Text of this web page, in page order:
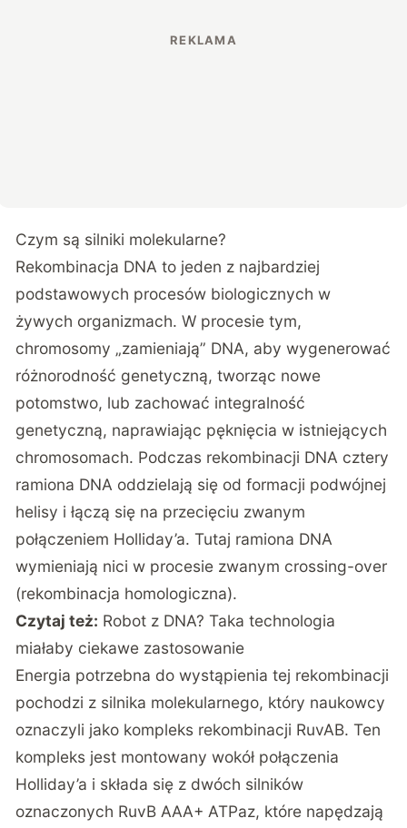
Czym są silniki molekularne?
Rekombinacja DNA to jeden z najbardziej
podstawowych procesów biologicznych w
żywych organizmach. W procesie tym,
chromosomy „zamieniają” DNA, aby wygenerować
różnorodność genetyczną, tworząc nowe
potomstwo, lub zachować integralność
genetyczną, naprawiając pęknięcia w istniejących
chromosomach. Podczas rekombinacji DNA cztery
ramiona DNA oddzielają się od formacji podwójnej
helisy i łączą się na przecięciu zwanym
połączeniem Holliday’a. Tutaj ramiona DNA
wymieniają nici w procesie zwanym crossing-over
(rekombinacja homologiczna).
Czytaj też: Robot z DNA? Taka technologia
miałaby ciekawe zastosowanie
Energia potrzebna do wystąpienia tej rekombinacji
pochodzi z silnika molekularnego, który naukowcy
oznaczyli jako kompleks rekombinacji RuvAB. Ten
kompleks jest montowany wokół połączenia
Holliday’a i składa się z dwóch silników
oznaczonych RuvB AAA+ ATPaz, które napędzają